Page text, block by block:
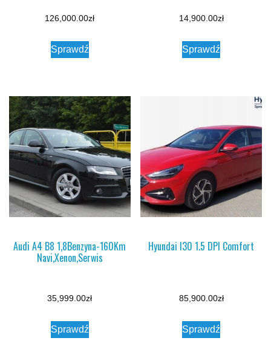
126,000.00zł
Sprawdź
14,900.00zł
Sprawdź
Audi A4 B8 1,8Benzyna-160Km
Navi,Xenon,Serwis
35,999.00zł
Sprawdź
Hyundai I30 1.5 DPI Comfort
85,900.00zł
Sprawdź